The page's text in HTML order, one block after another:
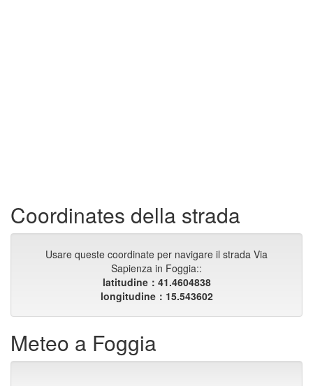
Coordinates della strada
Usare queste coordinate per navigare il strada Via
Sapienza in Foggia::
latitudine：41.4604838
longitudine：15.543602
Meteo a Foggia